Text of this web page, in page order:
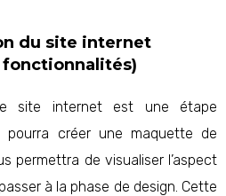
du site internet
site internet est une étape
pourra créer une maquette de
permettra de visualiser l’aspect
à la phase de design. Cette